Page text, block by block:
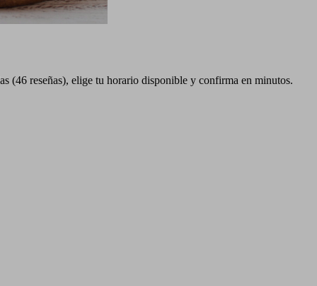
(46 reseñas), elige tu horario disponible y confirma en minutos.